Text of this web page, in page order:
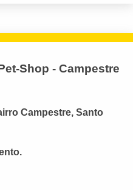
Shop - Campestre
Campestre, Santo